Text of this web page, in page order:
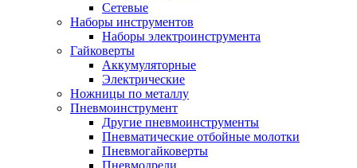
Сетевые
Наборы инструментов
Наборы электроинструмента
Гайковерты
Аккумуляторные
Электрические
Ножницы по металлу
Пневмоинструмент
Другие пневмоинструменты
Пневматические отбойные молотки
Пневмогайковерты
Пневмодрели